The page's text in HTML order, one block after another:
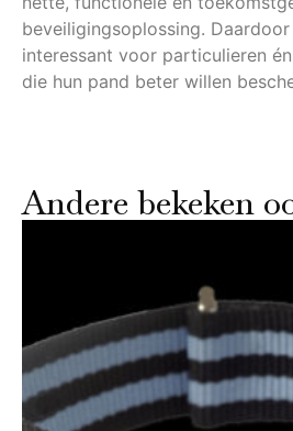
beveiligingsoplossing.
interessant voor particulieren
die hun pand beter willen
Andere bekeken